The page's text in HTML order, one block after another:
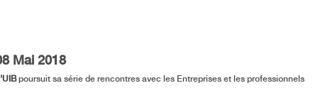
Mai 2018
poursuit sa série de rencontres avec les Entreprises et les professionnels